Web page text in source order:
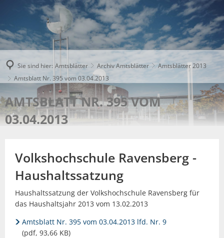
Sie sind hier: Amtsblätter Archiv Amtsblätter
Amtsblätter 2013
Amtsblatt Nr. 395 vom 03.04.2013
AMTSBLATT NR. 395 VOM
03.04.2013
Volkshochschule Ravensberg -
Haushaltssatzung
Haushaltssatzung der Volkshochschule Ravensberg für
das Haushaltsjahr 2013 vom 13.02.2013
Amtsblatt Nr. 395 vom 03.04.2013 lfd. Nr. 9
(pdf, 93,66 KB)